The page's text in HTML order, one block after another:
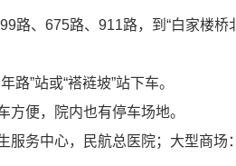
路、675路、911路，到“白家楼
路”站或“褡裢坡”站下车。
方便，院内也有停车场地。
服务中心，民航总医院；大型商场